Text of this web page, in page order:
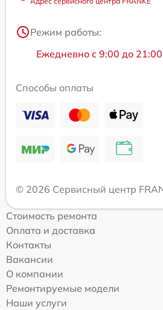
Режим работы:
Ежедневно с 9:00 до 21:00
Способы оплаты
© 2026 Сервисный центр
Стоимость ремонта
Оплата и доставка
Контакты
Вакансии
О компании
Ремонтируемые модели
Наши услуги